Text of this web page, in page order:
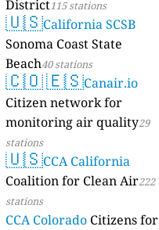
District115 stations
🇺🇸California SCSB
Sonoma Coast State
Beach40 stations
🇨🇴🇪🇸Canair.io
Citizen network for
monitoring air quality29
stations
🇺🇸CCA California
Coalition for Clean Air222
stations
CCA Colorado Citizens for